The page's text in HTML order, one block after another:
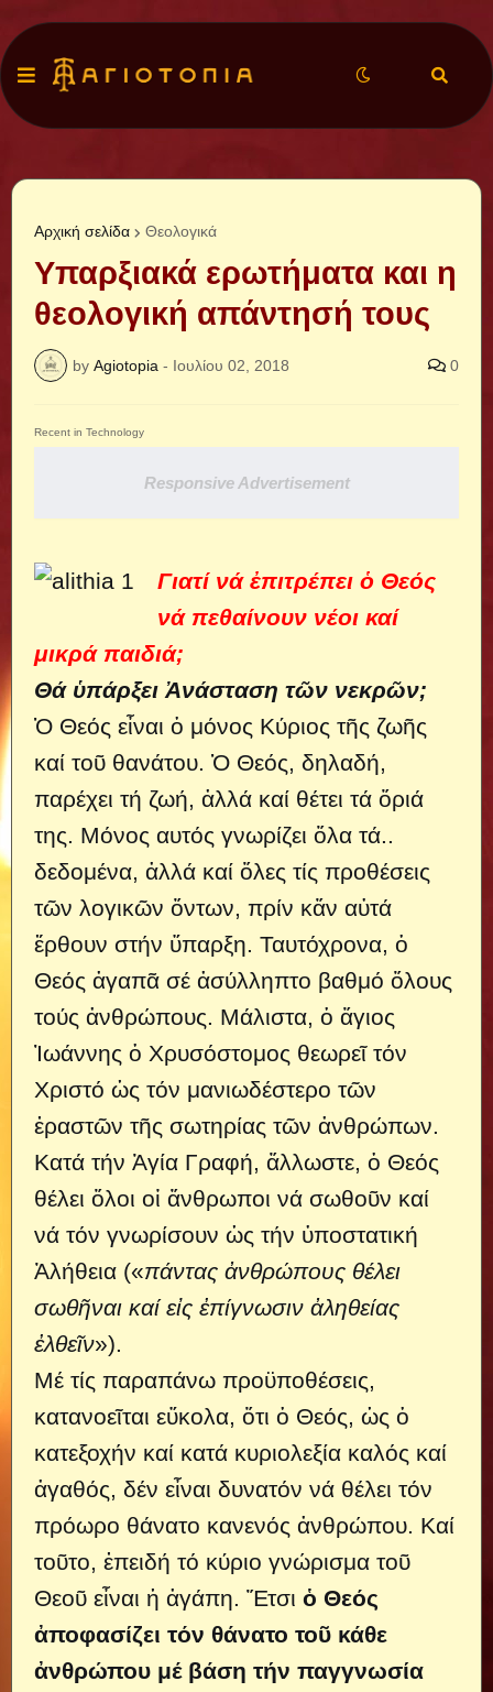
Αρχική σελίδα Θεολογικά
Υπαρξιακά ερωτήματα και η
θεολογική απάντησή τους
by Agiotopia - Ιουλίου 02, 2018 0
Recent in Technology
Responsive Advertisement
Γιατί νά ἐπιτρέπει ὁ Θεός
νά πεθαίνουν νέοι καί
μικρά παιδιά;
Θά ὑπάρξει Ἀνάσταση τῶν νεκρῶν;
Ὁ Θεός εἶναι ὁ μόνος Κύριος τῆς ζωῆς
καί τοῦ θανάτου. Ὁ Θεός, δηλαδή,
παρέχει τή ζωή, ἀλλά καί θέτει τά ὅριά
της. Μόνος αυτός γνωρίζει ὅλα τά..
δεδομένα, ἀλλά καί ὅλες τίς προθέσεις
τῶν λογικῶν ὄντων, πρίν κἄν αὐτά
ἔρθουν στήν ὕπαρξη. Ταυτόχρονα, ὁ
Θεός ἀγαπᾶ σέ ἀσύλληπτο βαθμό ὅλους
τούς ἀνθρώπους. Μάλιστα, ὁ ἅγιος
Ἰωάννης ὁ Χρυσόστομος θεωρεῖ τόν
Χριστό ὡς τόν μανιωδέστερο τῶν
ἐραστῶν τῆς σωτηρίας τῶν ἀνθρώπων.
Κατά τήν Ἁγία Γραφή, ἄλλωστε, ὁ Θεός
θέλει ὅλοι οἱ ἄνθρωποι νά σωθοῦν καί
νά τόν γνωρίσουν ὡς τήν ὐποστατική
Ἀλήθεια («πάντας ἀνθρώπους θέλει
σωθῆναι καί εἰς ἐπίγνωσιν ἀληθείας
ἐλθεῖν»).
Μέ τίς παραπάνω προϋποθέσεις,
κατανοεῖται εὔκολα, ὅτι ὁ Θεός, ὡς ὁ
κατεξοχήν καί κατά κυριολεξία καλός καί
ἀγαθός, δέν εἶναι δυνατόν νά θέλει τόν
πρόωρο θάνατο κανενός ἀνθρώπου. Καί
τοῦτο, ἐπειδή τό κύριο γνώρισμα τοῦ
Θεοῦ εἶναι ἡ ἀγάπη. Ἔτσι ὁ Θεός
ἀποφασίζει τόν θάνατο τοῦ κάθε
ἀνθρώπου μέ βάση τήν παγγνωσία